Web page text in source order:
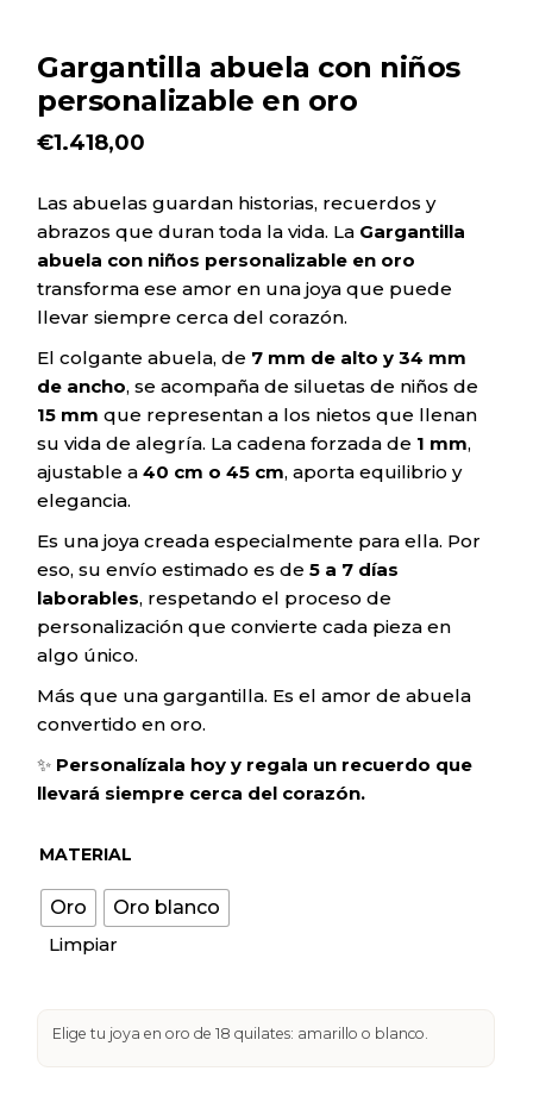
Gargantilla abuela con niños
personalizable en oro
€1.418,00
Las abuelas guardan historias, recuerdos y
abrazos que duran toda la vida. La Gargantilla
abuela con niños personalizable en oro
transforma ese amor en una joya que puede
llevar siempre cerca del corazón.
El colgante abuela, de 7 mm de alto y 34 mm
de ancho, se acompaña de siluetas de niños de
15 mm que representan a los nietos que llenan
su vida de alegría. La cadena forzada de 1 mm,
ajustable a40 cm o 45 cm, aporta equilibrio y
elegancia.
Es una joya creada especialmente para ella. Por
eso, su envío estimado es de5 a 7 días
laborables, respetando el proceso de
personalización que convierte cada pieza en
algo único.
Más que una gargantilla. Es el amor de abuela
convertido en oro.
✨ Personalízala hoy y regala un recuerdo que
llevará siempre cerca del corazón.
MATERIAL
Oro
Oro blanco
Limpiar
Elige tu joya en oro de 18 quilates: amarillo o blanco.